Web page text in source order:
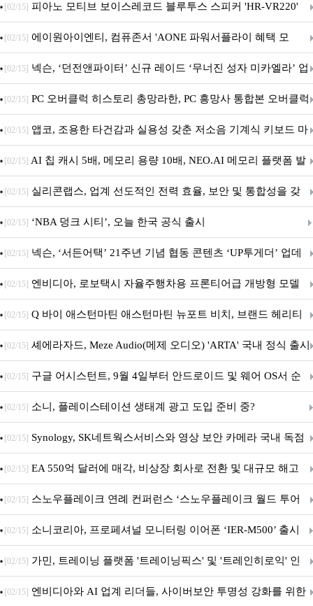
[02/15] 피아노 모티브 보이스레코드 블루투스 스피커 'HR-VR220'
출시
[02/15] 에이원아이엔티, 컴퓨존서 'AONE 파워서플라이 혜택 모
음.ZIP' 이벤트 진행
[02/15] 넥슨, ‘던전앤파이터’ 신규 레이드 ‘무너진 성자 미카엘라’ 업
데이트!
[02/15] PC 오버클럭 히스토리 총망라한, PC 흥망사 통합본 오버클럭
특집(1-4편)
[02/15] 앱코, 조용한 타건감과 실용성 갖춘 저소음 기계식 키보드 마
우스 세트 'KM580' 출시
[02/15] AI 칩 캐시 5배, 메모리 용량 10배, NEO.AI 메모리 플랫폼 발
표
[02/15] 실리콘랩스, 업계 선도적인 전력 효율, 보안 및 통합성을 갖
춘 초저전력 블루투스 LE SoC ‘BG2B’ 공개
[02/15] ‘NBA 덩크 시티’, 오늘 한국 공식 출시
[02/15] 넥슨, ‘서든어택’ 21주년 기념 협동 콘텐츠 ‘UP투게더’ 업데
이트
[02/15] 엔비디아, 로보택시 자율주행차용 프론티어급 개방형 모델
‘알파마요 2 슈퍼’ 상업적 이용 가능
[02/15] Q 바이 애스턴마틴 애스턴마틴 뉴포트 비치, 브랜드 헤리티
지 담은 ‘헤리티지 에디션 컬렉션’ 공개
[02/15] 셰에라자드, Meze Audio(메제 오디오) 'ARTA' 국내 정식 출시
[02/15] 구글 어시스턴트, 9월 4일부터 안드로이드 및 웨어 OS서 순
차 서비스 종료
[02/15] 소니, 플레이스테이션 생태계 광고 도입 준비 중?
[02/15] Synology, SK네트웍스서비스와 영상 보안 카메라 국내 독점
판매 파트너십 체결
[02/15] EA 550억 달러에 매각, 비상장 회사로 전환 및 대규모 해고
전망
[02/15] 스노우플레이크 연례 컨퍼런스 ‘스노우플레이크 월드 투어
서울’ 개최
[02/15] 소니코리아, 프로페셔널 모니터링 이어폰 ‘IER-M500’ 출시
[02/15] 가민, 트레이닝 플랫폼 '트레이닝픽스' 및 '트레인히로익' 인
수로 선수와 코치에 맞춤형 훈련 지원 확대
[02/15] 엔비디아와 AI 업계 리더들, 사이버보안 투명성 강화를 위한